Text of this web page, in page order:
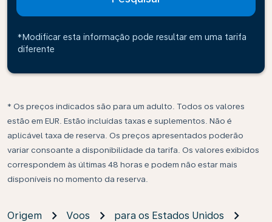
*Modificar esta informação pode resultar em uma tarifa
diferente
* Os preços indicados são para um adulto. Todos os valores
estão em EUR. Estão incluídas taxas e suplementos. Não é
aplicável taxa de reserva. Os preços apresentados poderão
variar consoante a disponibilidade da tarifa. Os valores exibidos
correspondem às últimas 48 horas e podem não estar mais
disponíveis no momento da reserva.
Origem Voos
para os Estados Unidos